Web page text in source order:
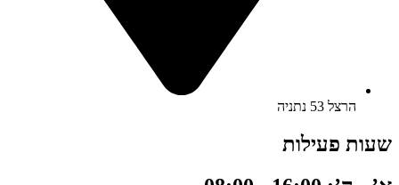
הרצל 53 נתניה
שעות פעילות